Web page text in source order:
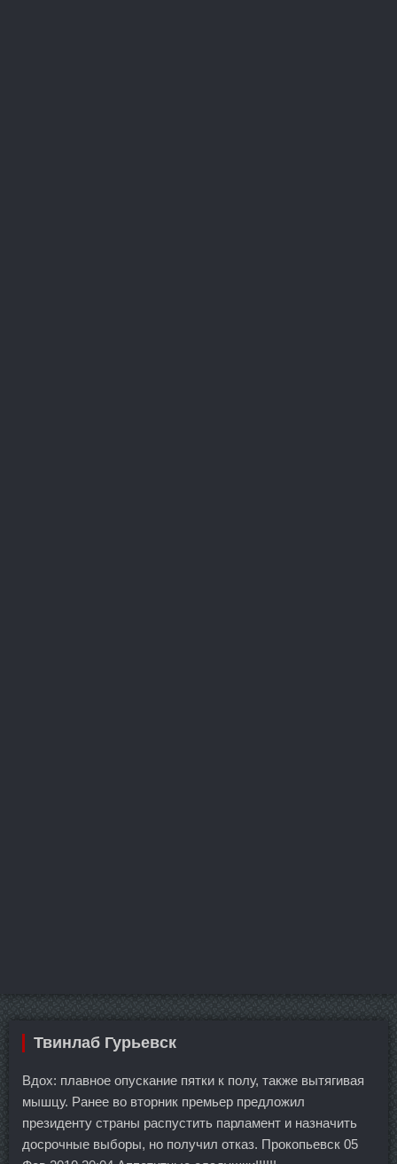
Твинлаб Гурьевск
Вдох: плавное опускание пятки к полу, также вытягивая
мышцу. Ранее во вторник премьер предложил
президенту страны распустить парламент и назначить
досрочные выборы, но получил отказ. Прокопьевск 05